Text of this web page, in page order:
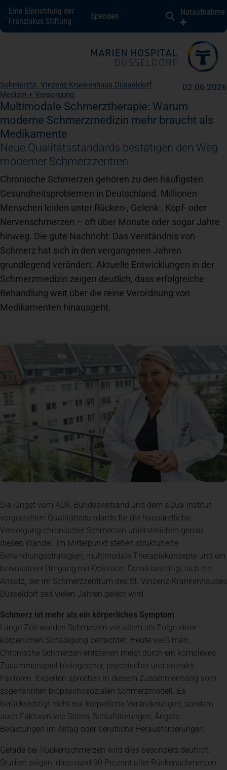
Eine Einrichtung der
Franziskus Stiftung
Spenden Notaufnahme
Marien Hospital Düsseldorf
Patienten + Besucher
Über uns
Kontakt
Spenden + Helfen
News
Veranstaltungen
Patientenportal
SchmerzSt. Vinzenz-Krankenhaus Düsseldorf
Medizin + Versorgung
02.06.2026
Multimodale Schmerztherapie: Warum
moderne Schmerzmedizin mehr braucht als
Medikamente
Neue Qualitätsstandards bestätigen den Weg
moderner Schmerzzentren
Chronische Schmerzen gehören zu den häufigsten
Gesundheitsproblemen in Deutschland. Millionen
Menschen leiden unter Rücken-, Gelenk-, Kopf- oder
Nervenschmerzen – oft über Monate oder sogar Jahre
hinweg. Die gute Nachricht: Das Verständnis von
Schmerz hat sich in den vergangenen Jahren
grundlegend verändert. Aktuelle Entwicklungen in der
Schmerzmedizin zeigen deutlich, dass erfolgreiche
Behandlung weit über die reine Verordnung von
Medikamenten hinausgeht.
Die jüngst vom AOK-Bundesverband und dem aQua-Institut
vorgestellten Qualitätsstandards für die hausärztliche
Versorgung chronischer Schmerzen unterstreichen genau
diesen Wandel. Im Mittelpunkt stehen strukturierte
Behandlungsstrategien, multimodale Therapiekonzepte und ein
bewussterer Umgang mit Opioiden. Damit bestätigt sich ein
Ansatz, der im Schmerzzentrum des St. Vinzenz-Krankenhauses
Düsseldorf seit vielen Jahren gelebt wird.
Schmerz ist mehr als ein körperliches Symptom
Lange Zeit wurden Schmerzen vor allem als Folge einer
körperlichen Schädigung betrachtet. Heute weiß man:
Chronische Schmerzen entstehen meist durch ein komplexes
Zusammenspiel biologischer, psychischer und sozialer
Faktoren. Experten sprechen in diesem Zusammenhang vom
sogenannten biopsychosozialen Schmerzmodell. Es
berücksichtigt nicht nur körperliche Veränderungen, sondern
auch Faktoren wie Stress, Schlafstörungen, Ängste,
Belastungen im Alltag oder berufliche Herausforderungen.
Gerade bei Rückenschmerzen wird dies besonders deutlich.
Studien zeigen, dass rund 90 Prozent aller Rückenschmerzen